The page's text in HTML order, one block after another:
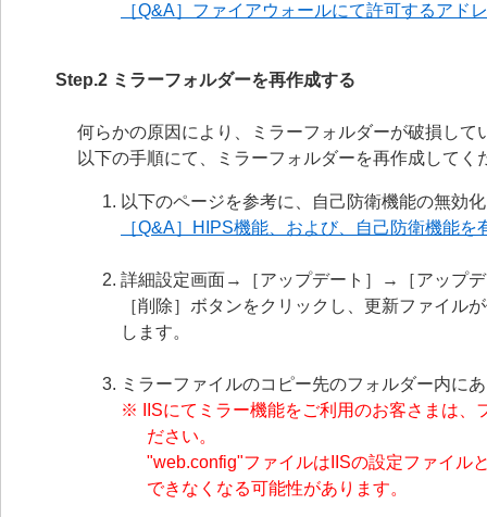
［Q&A］ファイアウォールにて許可するアド
Step.2 ミラーフォルダーを再作成する
何らかの原因により、ミラーフォルダーが破損して
以下の手順にて、ミラーフォルダーを再作成してく
以下のページを参考に、自己防衛機能の無効
［Q&A］HIPS機能、および、自己防衛機能を
詳細設定画面→［アップデート］→［アップ
［削除］ボタンをクリックし、更新ファイル
します。
ミラーファイルのコピー先のフォルダー内に
※ IISにてミラー機能をご利用のお客さまは、
ださい。
"web.config"ファイルはIISの設定ファイル
できなくなる可能性があります。